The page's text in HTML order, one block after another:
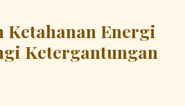
Energi
Ketergantungan